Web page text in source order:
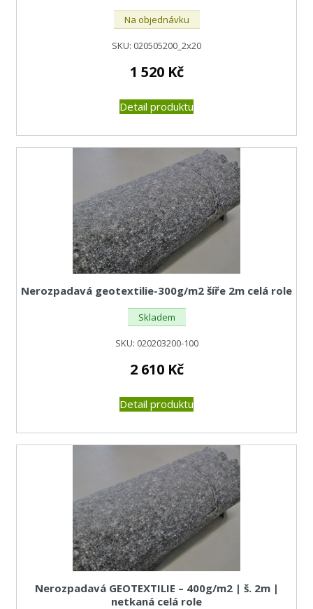
Na objednávku
SKU: 020505200_2x20
1 520 Kč
Detail produktu
Nerozpadavá geotextilie-300g/m2 šíře 2m celá role
Skladem
SKU: 020203200-100
2 610 Kč
Detail produktu
Nerozpadavá GEOTEXTILIE – 400g/m2 | š. 2m |
netkaná celá role